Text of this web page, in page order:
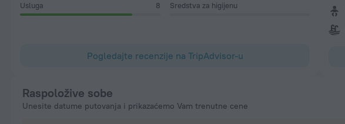
Usluga 8 Sredstva za higijenu
Pogledajte recenzije na TripAdvisor-u
Raspoložive sobe
Unesite datume putovanja i prikazaćemo Vam trenutne cene